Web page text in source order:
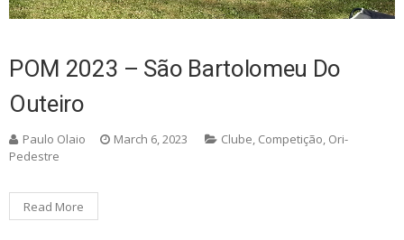
POM 2023 – São Bartolomeu Do
Outeiro
Paulo Olaio March 6, 2023 Clube, Competição, Ori-
Pedestre
Read More